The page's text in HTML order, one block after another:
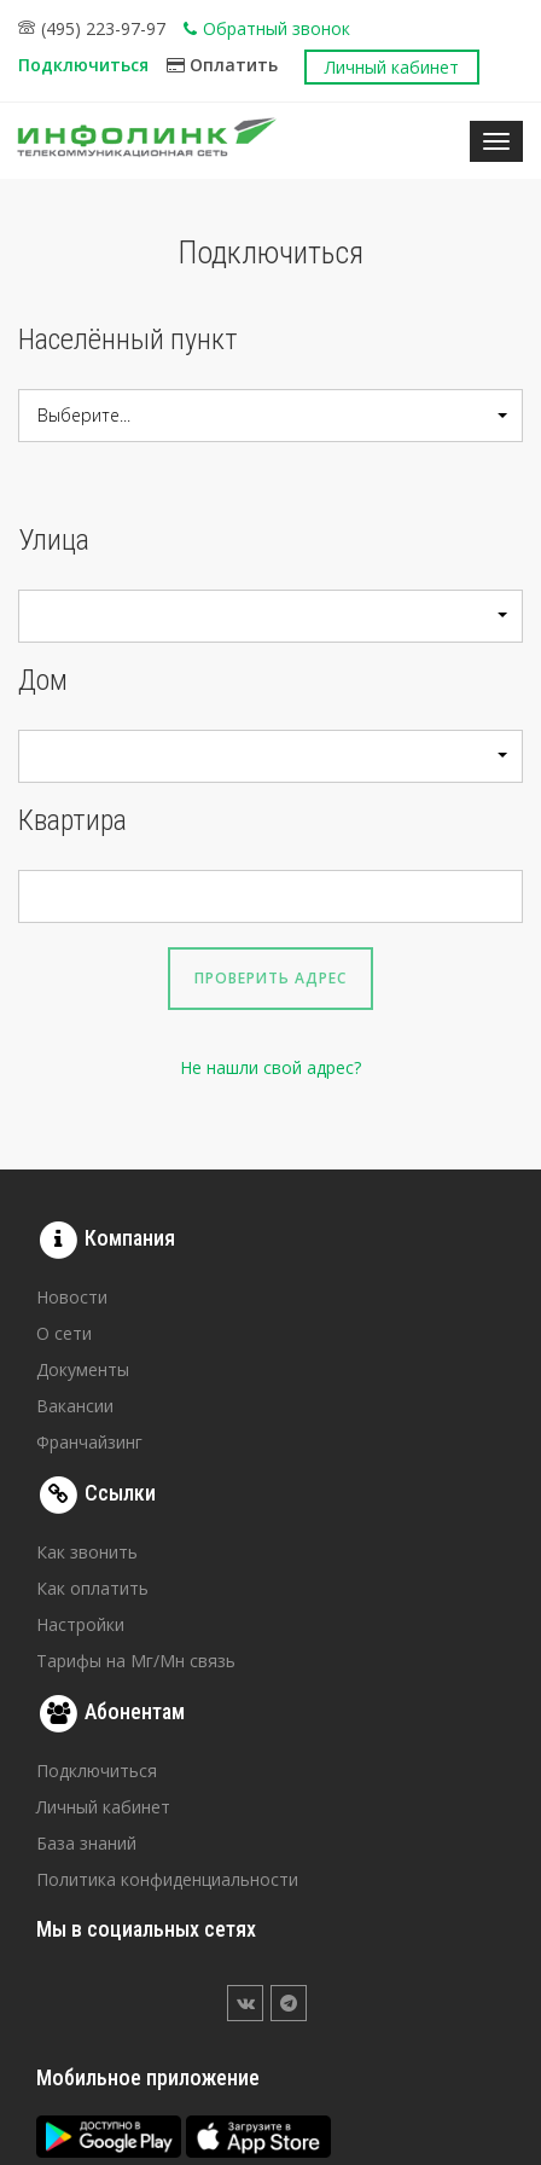
(495) 223-97-97
Обратный звонок
Подключиться
Оплатить Личный кабинет
Подключиться
Населённый пункт
Выберите...
Улица
Дом
Квартира
ПРОВЕРИТЬ АДРЕС
Не нашли свой адрес?
Компания
Новости
О сети
Документы
Вакансии
Франчайзинг
Ссылки
Как звонить
Как оплатить
Настройки
Тарифы на Мг/Мн связь
Абонентам
Подключиться
Личный кабинет
База знаний
Политика конфиденциальности
Мы в социальных сетях
Мобильное приложение